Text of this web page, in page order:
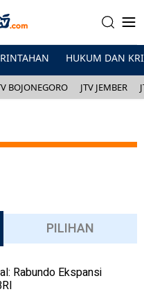
HUKUM DAN
BOJONEGORO JTV JEMBER
PILIHAN
Rabundo Ekspansi